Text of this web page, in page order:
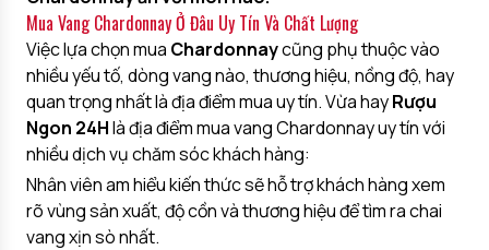
Mua Vang Chardonnay Ở Đâu Uy Tín Và Chất Lượng
Việc lựa chọn mua Chardonnaycũng phụ thuộc vào
nhiều yếu tố, dòng vang nào, thương hiệu, nồng độ, hay
quan trọng nhất là địa điểm mua uy tín. Vừa hayRượu
Ngon 24Hlà địa điểm mua vang Chardonnay uy tín với
nhiều dịch vụ chăm sóc khách hàng:
Nhân viên am hiểu kiến thức sẽ hỗ trợ khách hàng xem
rõ vùng sản xuất, độ cồn và thương hiệu để tìm ra chai
vang xịn sò nhất.